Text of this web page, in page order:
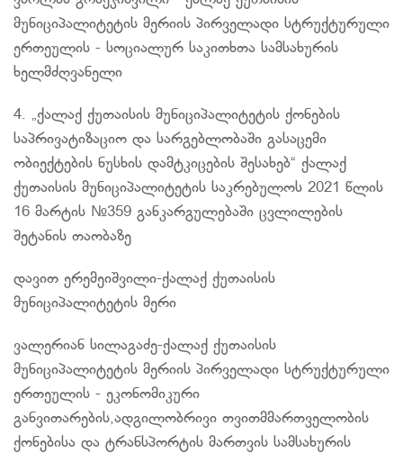
მუნიციპალიტეტის მერიის პირველადი სტრუქტურული
ერთეულის - სოციალურ საკითხთა სამსახურის
ხელმძღვანელი
4. „ქალაქ ქუთაისის მუნიციპალიტეტის ქონების
საპრივატიზაციო და სარგებლობაში გასაცემი
ობიექტების ნუსხის დამტკიცების შესახებ“ ქალაქ
ქუთაისის მუნიციპალიტეტის საკრებულოს 2021 წლის
16 მარტის №359 განკარგულებაში ცვლილების
შეტანის თაობაზე
დავით ერემეიშვილი-ქალაქ ქუთაისის
მუნიციპალიტეტის მერი
ვალერიან სილაგაძე-ქალაქ ქუთაისის
მუნიციპალიტეტის მერიის პირველადი სტრუქტურული
ერთეულის - ეკონომიკური
განვითარების,ადგილობრივი თვითმმართველობის
ქონებისა და ტრანსპორტის მართვის სამსახურის